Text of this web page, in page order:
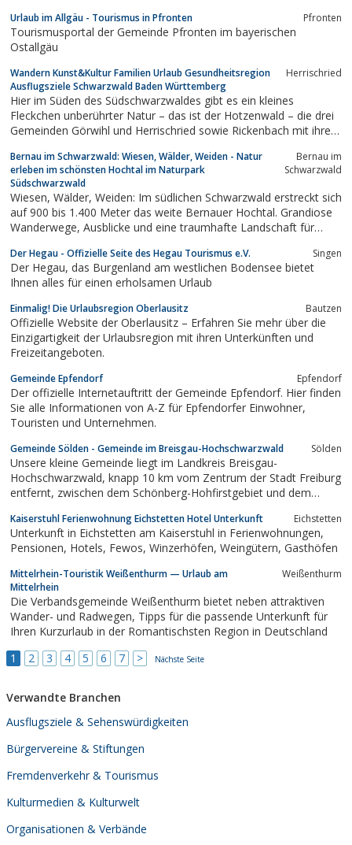
Urlaub im Allgäu - Tourismus in Pfronten Pfronten
Tourismusportal der Gemeinde Pfronten im bayerischen
Ostallgäu
Wandern Kunst&Kultur Familien Urlaub Gesundheitsregion
Ausflugsziele Schwarzwald Baden Württemberg
Herrischried
Hier im Süden des Südschwarzwaldes gibt es ein kleines
Fleckchen unberührter Natur – das ist der Hotzenwald – die drei
Gemeinden Görwihl und Herrischried sowie Rickenbach mit ihren
Rheinebene erstreckt sich die sanfte, typische Hügellandschaft
des Hotzenwaldes...
Bernau im Schwarzwald: Wiesen, Wälder, Weiden - Natur
erleben im schönsten Hochtal im Naturpark
Südschwarzwald
Bernau im
Schwarzwald
Wiesen, Wälder, Weiden: Im südlichen Schwarzwald erstreckt sich
auf 900 bis 1.400 Meter das weite Bernauer Hochtal. Grandiose
Wanderwege, Ausblicke und eine traumhafte Landschaft für
Der Hegau - Offizielle Seite des Hegau Tourismus e.V. Singen
Der Hegau, das Burgenland am westlichen Bodensee bietet
Ihnen alles für einen erholsamen Urlaub
Einmalig! Die Urlaubsregion Oberlausitz Bautzen
Offizielle Website der Oberlausitz – Erfahren Sie mehr über die
Einzigartigkeit der Urlaubsregion mit ihren Unterkünften und
Freizeitangeboten.
Gemeinde Epfendorf Epfen­dorf
Der offizielle Internetauftritt der Gemeinde Epfendorf. Hier finden
Sie alle Informationen von A-Z für Epfendorfer Einwohner,
Touristen und Unternehmen.
Gemeinde Sölden - Gemeinde im Breisgau-Hochschwarzwald Sölden
Unsere kleine Gemeinde liegt im Landkreis Breisgau-
Hochschwarzwald, knapp 10 km vom Zentrum der Stadt Freiburg
entfernt, zwischen dem Schönberg-Hohfirstgebiet und dem
Kaiserstuhl Ferienwohnung Eichstetten Hotel Unterkunft Eichstetten
Unterkunft in Eichstetten am Kaiserstuhl in Ferienwohnungen,
Pensionen, Hotels, Fewos, Winzerhöfen, Weingütern, Gasthöfen
Mittelrhein-Touristik Weißenthurm — Urlaub am
Mittelrhein
Weißenthurm
Die Verbandsgemeinde Weißenthurm bietet neben attraktiven
Wander- und Radwegen, Tipps für die passende Unterkunft für
Ihren Kurzurlaub in der Romantischsten Region in Deutschland
1
2 3 4 5 6 7 > Nächste Seite
Verwandte Branchen
Ausflugsziele & Sehenswürdigkeiten
Bürgervereine & Stiftungen
Fremdenverkehr & Tourismus
Kulturmedien & Kulturwelt
Organisationen & Verbände